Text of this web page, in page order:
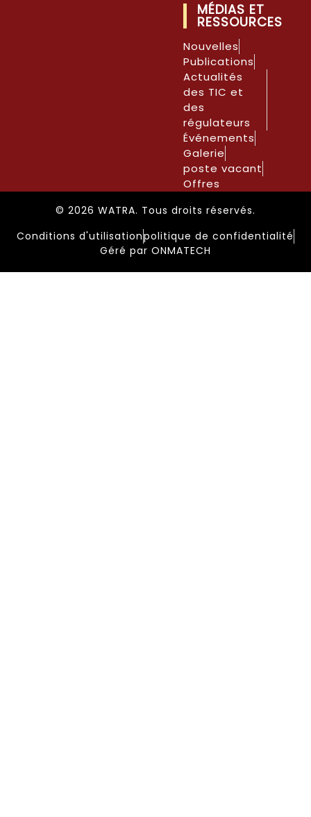
MÉDIAS ET
RESSOURCES
Nouvelles
Publications
Actualités
des TIC et
des
régulateurs
Événements
Galerie
poste vacant
Offres
© 2026 WATRA. Tous droits réservés.
Conditions d'utilisationpolitique de confidentialité
Géré par ONMATECH